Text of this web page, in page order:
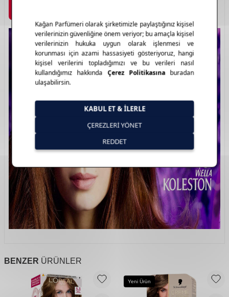
BENZER ÜRÜNLER
Yeni Ürün